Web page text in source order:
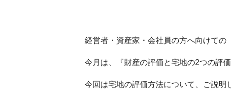
経営者・資産家・会社員の方へ向けての
今月は、『財産の評価と宅地の2つの評
今回は宅地の評価方法について、ご説明